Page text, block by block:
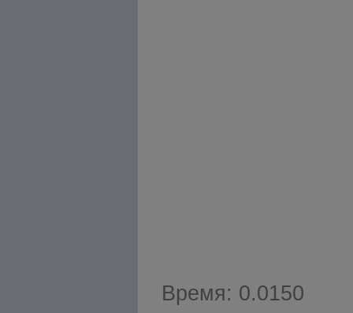
Время: 0.0150